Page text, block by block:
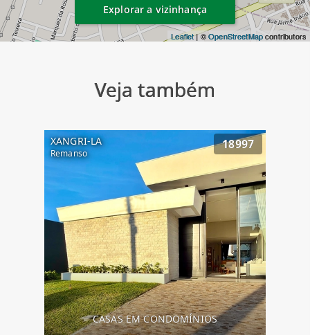
Leaflet| ©OpenStreetMapcontributors
Explorar a vizinhança
Veja também
XANGRI-LA
Remanso
18997
CASAS EM CONDOMÍNIOS